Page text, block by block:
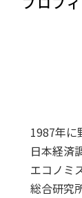
1987年に
日本経済
エコノミ
総合研究